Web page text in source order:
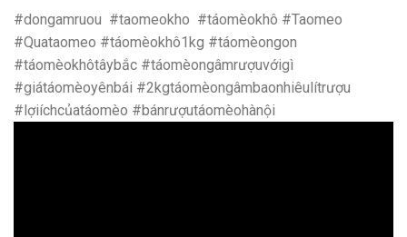
#dongamruou #taomeokho #táomèokhô #Taomeo
#Quataomeo #táomèokhô1kg #táomèongon
#táomèokhôtâybắc #táomèongâmrượuvớigì
#giátáomèoyênbái #2kgtáomèongâmbaonhiêulítrượu
#lợiíchcủatáomèo #bánrượutáomèohànội